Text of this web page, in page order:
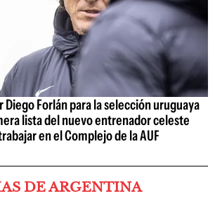
Diego Forlán para la selección uruguaya
lista del nuevo entrenador celeste
en el Complejo de la AUF
DE ARGENTINA